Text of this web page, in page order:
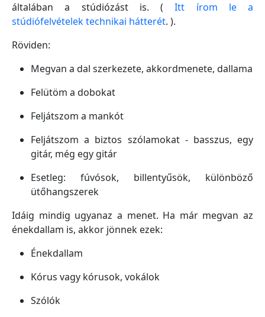
általában a stúdiózást is. (Itt írom le a
stúdiófelvételek technikai hátterét. ).
Röviden:
Megvan a dal szerkezete, akkordmenete, dallama
Felütöm a dobokat
Feljátszom a mankót
Feljátszom a biztos szólamokat - basszus, egy
gitár, még egy gitár
Esetleg: fúvósok, billentyűsök, különböző
ütőhangszerek
Idáig mindig ugyanaz a menet. Ha már megvan az
énekdallam is, akkor jönnek ezek:
Énekdallam
Kórus vagy kórusok, vokálok
Szólók